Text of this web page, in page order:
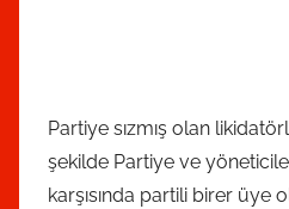
Partiye sızmış olan
şekilde Partiye ve
karşısında partili birer üye